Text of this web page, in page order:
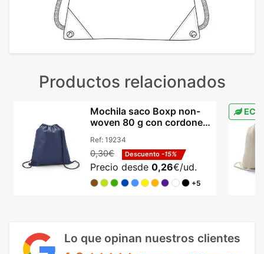
Productos relacionados
Mochila saco Boxp non-
woven 80 g con cordones
Ref: 19234
0,30€ Descuento -15%
Precio desde 0,26€/ud.
+5
ECO
Lo que opinan nuestros clientes